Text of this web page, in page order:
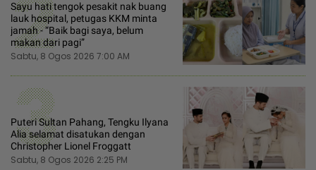
2
Sayu hati tengok pesakit nak buang
lauk hospital, petugas KKM minta
jamah - “Baik bagi saya, belum
makan dari pagi”
Sabtu, 8 Ogos 2026 7:00 AM
3
Puteri Sultan Pahang, Tengku Ilyana
Alia selamat disatukan dengan
Christopher Lionel Froggatt
Sabtu, 8 Ogos 2026 2:25 PM